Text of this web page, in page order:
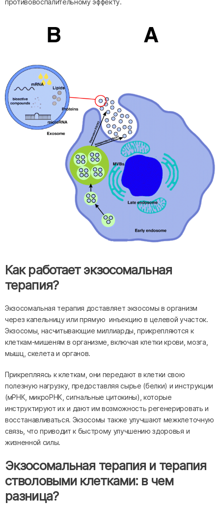
противовоспалительному эффекту.
Как работает экзосомальная
терапия?
Экзосомальная терапия доставляет экзосомы в организм
через капельницу или прямую инъекцию в целевой участок.
Экзосомы, насчитывающие миллиарды, прикрепляются к
клеткам-мишеням в организме, включая клетки крови, мозга,
мышц, скелета и органов.
Прикрепляясь к клеткам, они передают в клетки свою
полезную нагрузку, предоставляя сырье (белки) и инструкции
(мРНК, микроРНК, сигнальные цитокины), которые
инструктируют их и дают им возможность регенерировать и
восстанавливаться. Экзосомы также улучшают межклеточную
связь, что приводит к быстрому улучшению здоровья и
жизненной силы.
Экзосомальная терапия и терапия
стволовыми клетками: в чем
разница?